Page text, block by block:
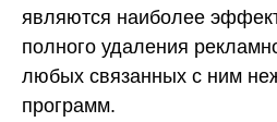
являются наиболее
полного удаления
любых связанных с ним
программ.